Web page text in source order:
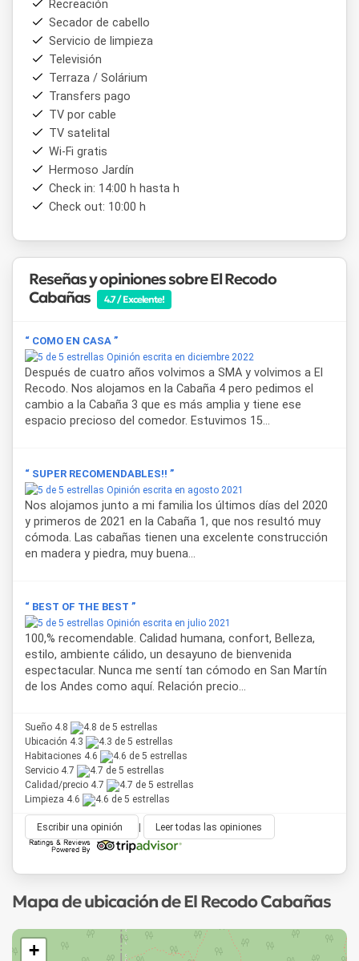
parrilla y mesa de ping pong, sistema de monitoreo, además
de opciones adicionales como traslados al aeropuerto y
cerro, lavandería, niñera, lavado de vajilla y estadía con
mascotas (consultar).
Su excelente ubicación permite acceder fácilmente a los
principales puntos de interés
como el Lago Lácar
Siete Lagos.El Recodo Cabañas
perfecta para quienes buscan combinar tranquilidad,
naturaleza y comodidad.
Recreación
Secador de cabello
Servicio de limpieza
Televisión
Terraza / Solárium
Transfers pago
TV por cable
TV satelital
Wi-Fi gratis
Hermoso Jardín
Check in: 14:00 h hasta h
Check out: 10:00 h
Reseñas y opiniones sobre El Recodo
Cabañas
4.7 / Excelente!
“ COMO EN CASA ”
Opinión escrita en diciembre 2022
Después de cuatro años volvimos a SMA y volvimos a El
Recodo. Nos alojamos en la Cabaña 4 pero pedimos el
cambio a la Cabaña 3 que es más amplia y tiene ese
espacio precioso del comedor. Estuvimos 15...
“ SUPER RECOMENDABLES!! ”
Opinión escrita en agosto 2021
Nos alojamos junto a mi familia los últimos días del 2020
y primeros de 2021 en la Cabaña 1, que nos resultó muy
cómoda. Las cabañas tienen una excelente construcción
en madera y piedra, muy buena...
“ BEST OF THE BEST ”
Opinión escrita en julio 2021
100,% recomendable. Calidad humana, confort, Belleza,
estilo, ambiente cálido, un desayuno de bienvenida
espectacular. Nunca me sentí tan cómodo en San Martín
de los Andes como aquí. Relación precio...
Sueño 4.8
Ubicación 4.3
Habitaciones 4.6
Servicio 4.7
Calidad/precio 4.7
Limpieza 4.6
Escribir una opinión Leer todas las opiniones
Mapa de ubicación de El Recodo Cabañas
+